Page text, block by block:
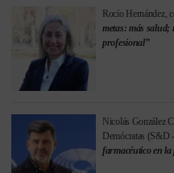
Rocío Hernández,
metas: más salud;
profesional”
Nicolás González
Demócratas (S&D
farmacéutico en la